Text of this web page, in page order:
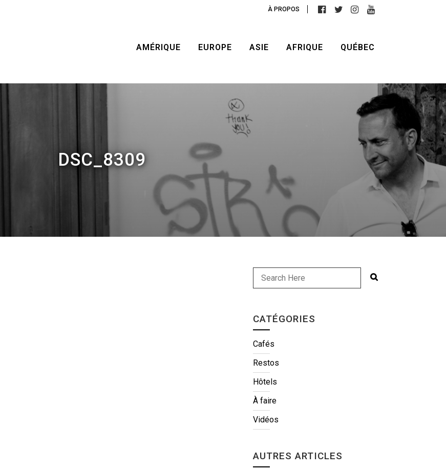
À PROPOS
AMÉRIQUE EUROPE ASIE AFRIQUE QUÉBEC
DSC_8309
CATÉGORIES
Cafés
Restos
Hôtels
À faire
Vidéos
AUTRES ARTICLES